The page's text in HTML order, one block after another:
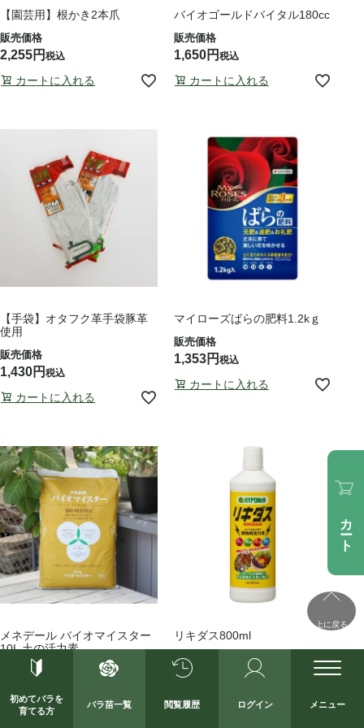
【園芸用】根かき2本爪
2,255 税込
カートに入れる
バイオゴールドバイタル180cc
1,650 税込
カートに入れる
【手袋】オタフク革手袋豚革
使用
1,430 税込
カートに入れる
マイローズばらの肥料1.2kｇ
1,353 税込
カートに入れる
メネデール バイオマイスター
10L 土の活力素
カートに入れる
リキダス800ml
1,100
カートに入れる
初めてバラを
育てる方
バラ苗一覧 閲覧履歴 ログイン メニュー
カート
上に戻る